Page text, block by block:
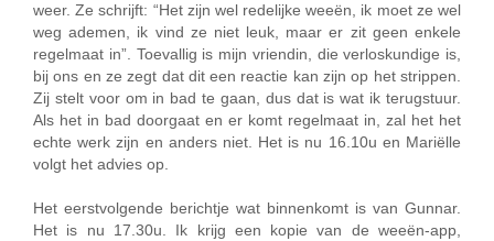
weer. Ze schrijft: “Het zijn wel redelijke weeën, ik moet ze wel
weg ademen, ik vind ze niet leuk, maar er zit geen enkele
regelmaat in”. Toevallig is mijn vriendin, die verloskundige is,
bij ons en ze zegt dat dit een reactie kan zijn op het strippen.
Zij stelt voor om in bad te gaan, dus dat is wat ik terugstuur.
Als het in bad doorgaat en er komt regelmaat in, zal het het
echte werk zijn en anders niet. Het is nu 16.10u en Mariëlle
volgt het advies op.
Het eerstvolgende berichtje wat binnenkomt is van Gunnar.
Het is nu 17.30u. Ik krijg een kopie van de weeën-app,